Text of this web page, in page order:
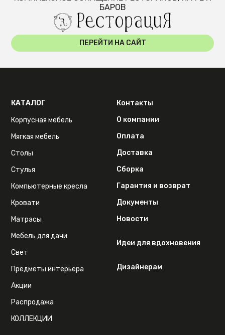
БАРОВ
ПЕРЕЙТИ НА САЙТ
КАТАЛОГ
Корпусная мебель
Мягкая мебель
Столы
Стулья
Компьютерные кресла
Кровати
Матрасы
Мебель для дачи
Свет
Предметы интерьера
Акции
Распродажа
КОЛЛЕКЦИИ
Контакты
О компании
Оплата
Доставка
Сборка
Гарантия и возврат
Документы
Новости
Идеи для вдохновения
Дизайнерам